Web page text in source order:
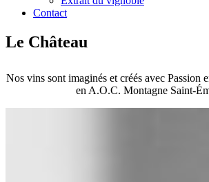
Contact
Le Château
Nos vins sont imaginés et créés avec Passion
en A.O.C. Montagne Saint-